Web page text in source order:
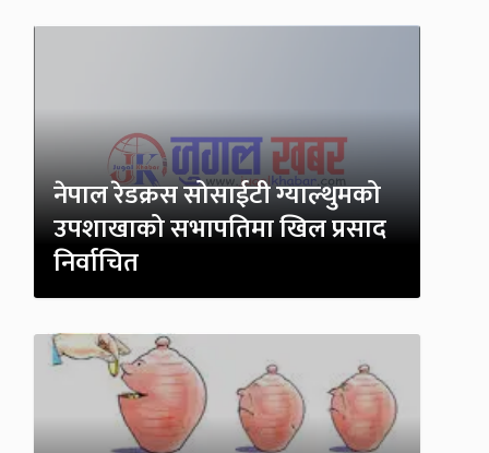
नेपाल रेडक्रस सोसाईटी ग्याल्थुमको
उपशाखाको सभापतिमा खिल प्रसाद
निर्वाचित